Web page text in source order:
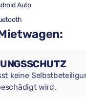
Auto
keine
wird.